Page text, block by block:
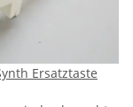
Ersatztaste